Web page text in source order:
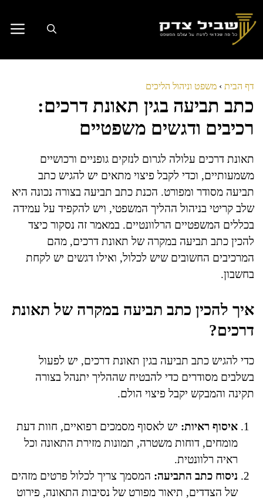
לתוכן
דף הבית › משפט וניהול הליכים
כתב תביעה בגין תאונת דרכים:
רכיבים ודגשים משפטיים
תאונת דרכים עלולה לגרום לנזקים גופניים ורכושיים
משמעותיים, וכדי לקבל פיצוי מתאים יש להגיש כתב
תביעה מסודר ומפורט. הכנת כתב תביעה בצורה נכונה היא
שלב קריטי בניהול ההליך המשפטי, ויש להקפיד על עמידה
בכללים המשפטיים הרלוונטיים. במאמר זה נסקור כיצד
להכין כתב תביעה במקרה של תאונת דרכים, מהם
המרכיבים החשובים שיש לכלול, ואילו דגשים יש לקחת
בחשבון.
איך להכין כתב תביעה במקרה של תאונת
דרכים?
כדי להגיש כתב תביעה בגין תאונת דרכים, יש לפעול
בשלבים מסודרים כדי להבטיח שההליך יתנהל בצורה
תקינה והמבקש יקבל פיצוי הולם.
איסוף ראיות: יש לאסוף מסמכים רפואיים, חוות דעת
מומחים, דוחות משטרה, תמונות מזירת התאונה וכל
ראיה רלוונטית.
ניסוח כתב התביעה: המסמך צריך לכלול פרטים מזהים
של הצדדים, תיאור מפורט של נסיבות התאונה, פירוט